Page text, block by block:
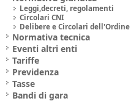
Leggi,decreti, regolamenti
Circolari CNI
Delibere e Circolari dell'Ordine
Normativa tecnica
Eventi altri enti
Tariffe
Previdenza
Tasse
Bandi di gara